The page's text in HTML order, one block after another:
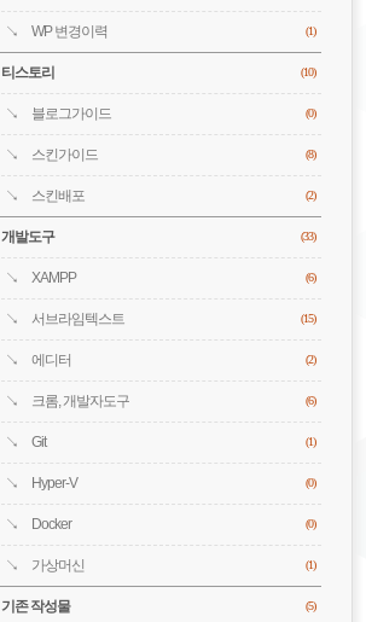
WP 변경이력 (1)
티스토리 (10)
블로그가이드 (0)
스킨가이드 (8)
스킨배포 (2)
개발도구 (33)
XAMPP (6)
서브라임텍스트 (15)
에디터 (2)
크롬, 개발자도구 (6)
Git (1)
Hyper-V (0)
Docker (0)
가상머신 (1)
기존 작성물 (5)